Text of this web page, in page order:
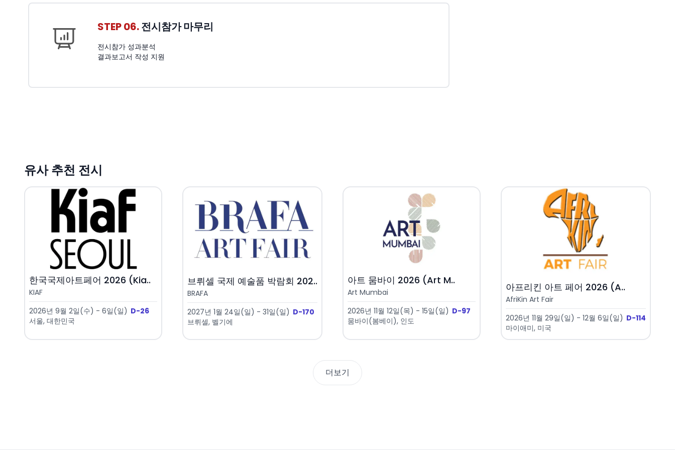
STEP 06.전시참가 마무리
전시참가 성과분석
결과보고서 작성 지원
유사 추천 전시
한국국제아트페어 2026 (Kia..
KIAF
2026년 9월 2일(수) - 6일(일) D-26
서울, 대한민국
브뤼셀 국제 예술품 박람회 202..
BRAFA
2027년 1월 24일(일) - 31일(일) D-170
브뤼셀, 벨기에
아트 뭄바이 2026 (Art M..
Art Mumbai
2026년 11월 12일(목) - 15일(일) D-97
뭄바이(봄베이), 인도
아프리킨 아트 페어 2026 (A..
AfriKin Art Fair
2026년 11월 29일(일) - 12월 6일(일) D-114
마이애미, 미국
더보기